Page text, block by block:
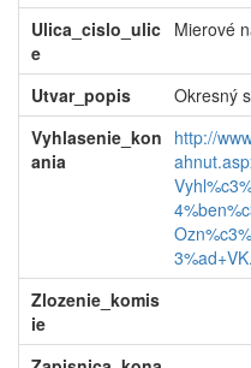
Ulica_cislo_ulic
e
Mierové
Utvar_popis
Okresný
Vyhlasenie_kon
ania
http://
Zlozenie_komis
ie